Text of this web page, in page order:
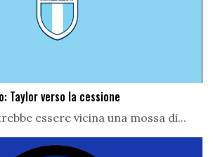
Taylor verso la cessione
essere vicina una mossa di...